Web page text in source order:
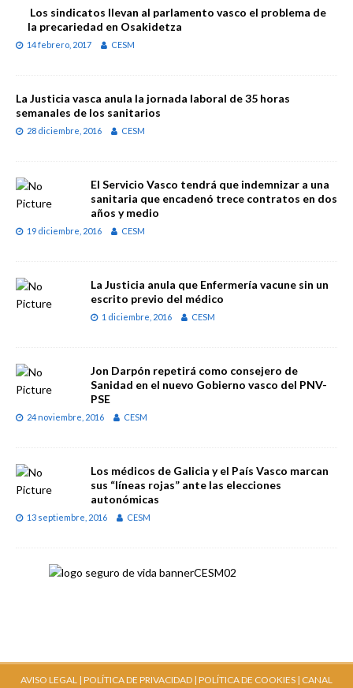
Los sindicatos llevan al parlamento vasco el problema de
la precariedad en Osakidetza
14 febrero, 2017 CESM
La Justicia vasca anula la jornada laboral de 35 horas
semanales de los sanitarios
28 diciembre, 2016 CESM
El Servicio Vasco tendrá que indemnizar a una
sanitaria que encadenó trece contratos en dos
años y medio
19 diciembre, 2016 CESM
La Justicia anula que Enfermería vacune sin un
escrito previo del médico
1 diciembre, 2016 CESM
Jon Darpón repetirá como consejero de
Sanidad en el nuevo Gobierno vasco del PNV-
PSE
24 noviembre, 2016 CESM
Los médicos de Galicia y el País Vasco marcan
sus “líneas rojas” ante las elecciones
autonómicas
13 septiembre, 2016 CESM
AVISO LEGAL | POLÍTICA DE PRIVACIDAD | POLÍTICA DE COOKIES | CANAL